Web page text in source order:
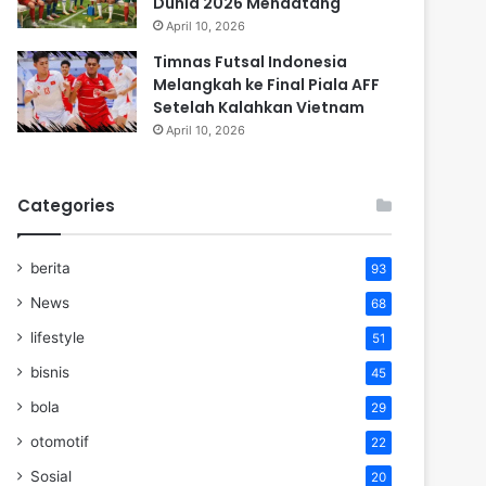
April 10, 2026
Timnas Futsal Indonesia
Melangkah ke Final Piala AFF
Setelah Kalahkan Vietnam
April 10, 2026
Categories
berita 93
News 68
lifestyle 51
bisnis 45
bola 29
otomotif 22
Sosial 20